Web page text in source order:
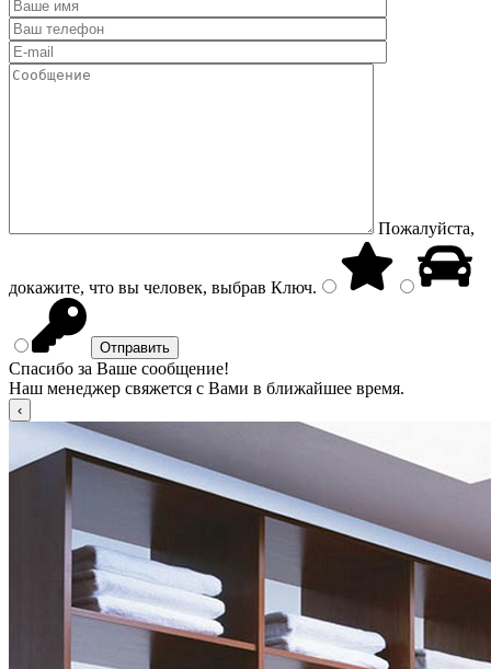
Пожалуйста,
докажите, что вы человек, выбрав Ключ.
Спасибо за Ваше сообщение!
Наш менеджер свяжется с Вами в ближайшее время.